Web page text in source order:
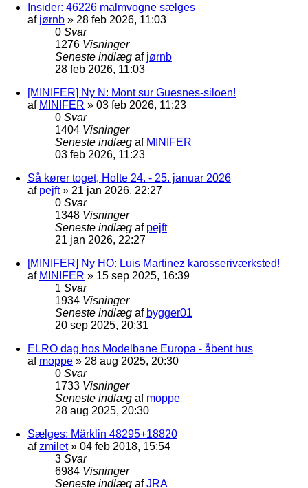
Insider: 46226 malmvogne sælges
af jørnb » 28 feb 2026, 11:03
0 Svar
1276 Visninger
Seneste indlæg af jørnb
28 feb 2026, 11:03
[MINIFER] Ny N: Mont sur Guesnes-siloen!
af MINIFER » 03 feb 2026, 11:23
0 Svar
1404 Visninger
Seneste indlæg af MINIFER
03 feb 2026, 11:23
Så kører toget, Holte 24. - 25. januar 2026
af pejft» 21 jan 2026, 22:27
0 Svar
1348 Visninger
Seneste indlæg af pejft
21 jan 2026, 22:27
[MINIFER] Ny HO: Luis Martinez karosseriværksted!
af MINIFER » 15 sep 2025, 16:39
1 Svar
1934 Visninger
Seneste indlæg af bygger01
20 sep 2025, 20:31
ELRO dag hos Modelbane Europa - åbent hus
af moppe » 28 aug 2025, 20:30
0 Svar
1733 Visninger
Seneste indlæg af moppe
28 aug 2025, 20:30
Sælges: Märklin 48295+18820
afzmilet» 04 feb 2018, 15:54
3 Svar
6984 Visninger
Seneste indlæg afJRA